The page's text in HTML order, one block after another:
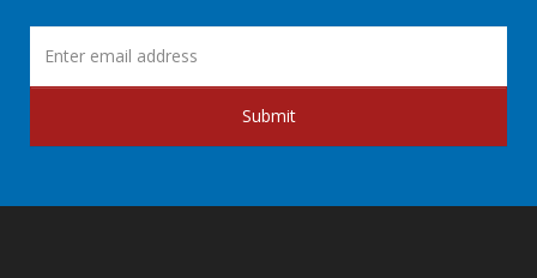
Submit